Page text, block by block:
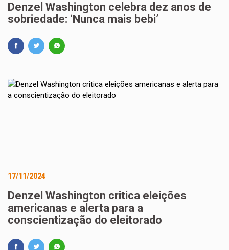
Denzel Washington celebra dez anos de
sobriedade: ‘Nunca mais bebi’
17/11/2024
Denzel Washington critica eleições
americanas e alerta para a
conscientização do eleitorado